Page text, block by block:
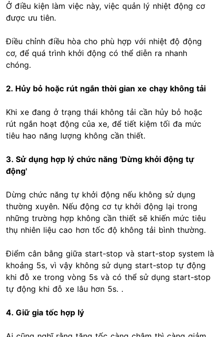
Ở điều kiện làm việc này, việc quản lý nhiệt động cơ
được ưu tiên.
Điều chỉnh điều hòa cho phù hợp với nhiệt độ động
cơ, để quá trình khởi động có thể diễn ra nhanh
chóng.
2. Hủy bỏ hoặc rút ngắn thời gian xe chạy không tải
Khi xe đang ở trạng thái không tải cần hủy bỏ hoặc
rút ngắn hoạt động của xe, để tiết kiệm tối đa mức
tiêu hao năng lượng không cần thiết.
3. Sử dụng hợp lý chức năng 'Dừng khởi động tự
động'
Dừng chức năng tự khởi động nếu không sử dụng
thường xuyên. Nếu động cơ tự khởi động lại trong
những trường hợp không cần thiết sẽ khiến mức tiêu
thụ nhiên liệu cao hơn tốc độ không tải bình thường.
Điểm cân bằng giữa start-stop và start-stop system là
khoảng 5s, vì vậy không sử dụng start-stop tự động
khi đỗ xe trong vòng 5s và có thể sử dụng start-stop
tự động khi đỗ xe lâu hơn 5s. .
4. Giữ gia tốc hợp lý